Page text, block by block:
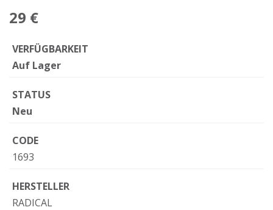
29 €
VERFÜGBARKEIT
Auf Lager
STATUS
Neu
CODE
1693
HERSTELLER
RADICAL